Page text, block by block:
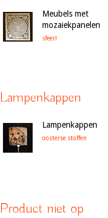
Meubels met
mozaiekpanelen
sfeer!
Lampenkappen
Lampenkappen
oosterse stoffen
Product niet op